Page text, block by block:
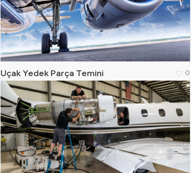
Uçak Yedek Parça Temini 0